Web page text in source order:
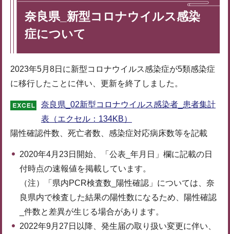
奈良県_新型コロナウイルス感染
症について
2023年5月8日に新型コロナウイルス感染症が5類感染症
に移行したことに伴い、更新を終了しました。
奈良県_02新型コロナウイルス感染者_患者集計
表（エクセル：134KB）
陽性確認件数、死亡者数、感染症対応病床数等を記載
2020年4月23日開始、「公表_年月日」欄に記載の日
付時点の速報値を掲載しています。
（注）「県内PCR検査数_陽性確認」については、奈
良県内で検査した結果の陽性数になるため、陽性確認
_件数と差異が生じる場合があります。
2022年9月27日以降、発生届の取り扱い変更に伴い、